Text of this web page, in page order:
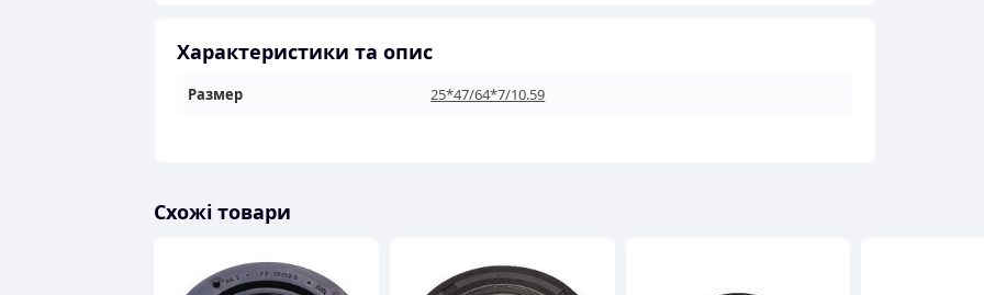
Характеристики та опис
Размер 25*47/64*7/10.59
Схожі товари